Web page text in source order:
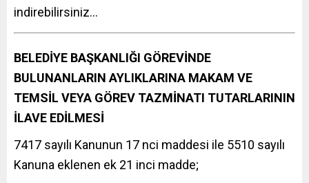
indirebilirsiniz…
BELEDİYE BAŞKANLIĞI GÖREVİNDE
BULUNANLARIN AYLIKLARINA MAKAM VE
TEMSİL VEYA GÖREV TAZMİNATI TUTARLARININ
İLAVE EDİLMESİ
7417 sayılı Kanunun 17 nci maddesi ile 5510 sayılı
Kanuna eklenen ek 21 inci madde;